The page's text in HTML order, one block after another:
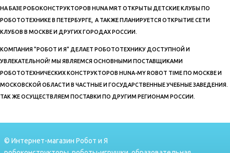
НА БАЗЕ РОБОКОНСТРУКТОРОВ HUNA MRT ОТКРЫТЫ ДЕТСКИЕ КЛУБЫ ПО
РОБОТОТЕХНИКЕ В ПЕТЕРБУРГЕ, А ТАКЖЕ ПЛАНИРУЕТСЯ ОТКРЫТИЕ СЕТИ
КЛУБОВ В МОСКВЕ И ДРУГИХ ГОРОДАХ РОССИИ.
КОМПАНИЯ "РОБОТ И Я" ДЕЛАЕТ РОБОТОТЕХНИКУ ДОСТУПНОЙ И
УВЛЕКАТЕЛЬНОЙ! МЫ ЯВЛЯЕМСЯ ОСНОВНЫМИ ПОСТАВЩИКАМИ
РОБОТОТЕХНИЧЕСКИХ КОНСТРУКТОРОВ HUNA-MY ROBOT TIME ПО МОСКВЕ И
МОСКОВСКОЙ ОБЛАСТИ В ЧАСТНЫЕ И ГОСУДАРСТВЕННЫЕ УЧЕБНЫЕ ЗАВЕДЕНИЯ.
ТАК ЖЕ ОСУЩЕСТВЛЯЕМ ПОСТАВКИ ПО ДРУГИМ РЕГИОНАМ РОССИИ.
© Интернет-магазин Робот и Я